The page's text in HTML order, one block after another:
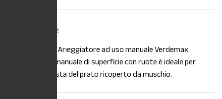
Descrizione
Arieggiatore ad uso manuale Verdemax.
L’arieggiatore manuale di superficie con ruote è ideale per
rompere la crosta del prato ricoperto da muschio.